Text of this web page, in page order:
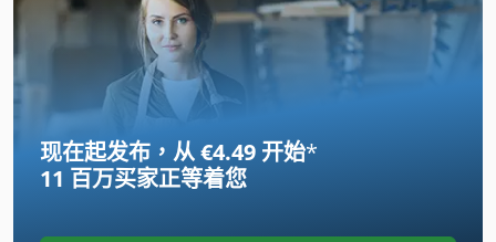
现在起发布，从 €4.49 开始*
11 百万买家正等着您